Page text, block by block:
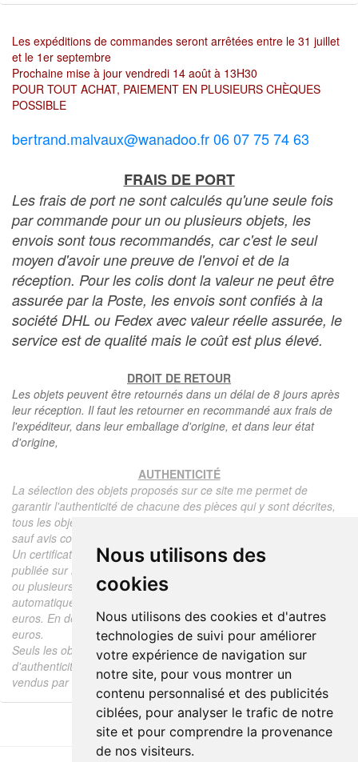
Nous utilisons des
cookies
Nous utilisons des cookies et d'autres
technologies de suivi pour améliorer
votre expérience de navigation sur
notre site, pour vous montrer un
contenu personnalisé et des publicités
ciblées, pour analyser le trafic de notre
site et pour comprendre la provenance
de nos visiteurs.
Les expéditions de commandes seront arrêtées entre le 31 juillet
et le 1er septembre
Prochaine mise à jour vendredi 14 août à 13H30
POUR TOUT ACHAT, PAIEMENT EN PLUSIEURS CHÈQUES
POSSIBLE
bertrand.malvaux@wanadoo.fr 06 07 75 74 63
FRAIS DE PORT
Les frais de port ne sont calculés qu'une seule fois
par commande pour un ou plusieurs objets, les
envois sont tous recommandés, car c'est le seul
moyen d'avoir une preuve de l'envoi et de la
réception. Pour les colis dont la valeur ne peut être
assurée par la Poste, les envois sont confiés à la
société DHL ou Fedex avec valeur réelle assurée, le
service est de qualité mais le coût est plus élevé.
DROIT DE RETOUR
Les objets peuvent être retournés dans un délai de 8 jours après
leur réception. Il faut les retourner en recommandé aux frais de
l'expéditeur, dans leur emballage d'origine, et dans leur état
d'origine,
AUTHENTICITÉ
La sélection des objets proposés sur ce site me permet de
garantir l'authenticité de chacune des pièces qui y sont décrites,
tous les objets proposés sont garantis d'époque et authentiques,
sauf avis contraire ou restriction dans la description.
Un certificat d'authenticité de l'objet reprenant la description
publiée sur le site, l'époque, le prix de vente, accompagné d'une
ou plusieurs photographies en couleurs est communiqué
automatiquement pour tout objet dont le prix est supérieur à 130
euros. En dessous de ce prix chaque certificat est facturé 5
euros.
Seuls les objets vendus par mes soins font l'objet d'un certificat
d'authenticité, je ne fais aucun rapport d'expertise pour les objets
vendus par des tiers (confrères ou collectionneurs).